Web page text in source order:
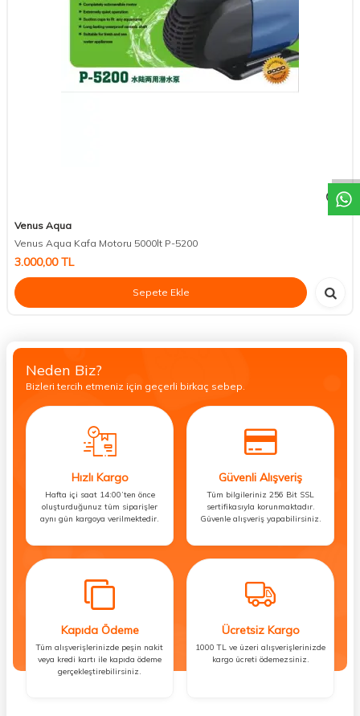
Venus Aqua
Venus Aqua Kafa Motoru 5000lt P-5200
3.000,00TL
Sepete Ekle
Neden Biz?
Bizleri tercih etmeniz için geçerli birkaç sebep.
Hızlı Kargo
Hafta içi saat 14:00’ten önce
oluşturduğunuz tüm siparişler
aynı gün kargoya verilmektedir.
Güvenli Alışveriş
Tüm bilgileriniz 256 Bit SSL
sertifikasıyla korunmaktadır.
Güvenle alışveriş yapabilirsiniz.
Kapıda Ödeme
Tüm alışverişlerinizde peşin nakit
veya kredi kartı ile kapıda ödeme
gerçekleştirebilirsiniz.
Ücretsiz Kargo
1000 TL ve üzeri alışverişlerinizde
kargo ücreti ödemezsiniz.